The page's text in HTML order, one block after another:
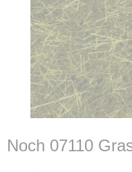
Noch 07110